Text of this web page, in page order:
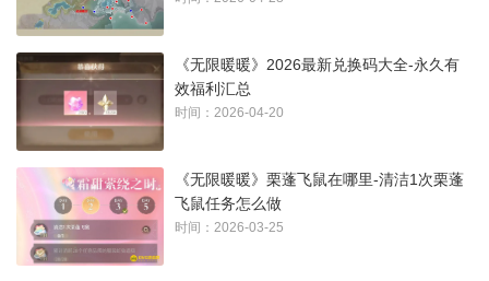
3、打开换装，选择一件进化1阶的服饰，点击左侧染色
《无限暖暖》2026最新兑换码大全-永久有
效福利汇总
时间：2026-04-20
《无限暖暖》栗蓬飞鼠在哪里-清洁1次栗蓬
飞鼠任务怎么做
时间：2026-03-25